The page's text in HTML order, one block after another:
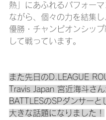
熱」にあふれるパフォー
ながら、個々の力を結集
優勝・チャンピオンシッ
して戦っています。
また先日のD.LEAGUE
Travis Japan 宮近海斗さ
BATTLESのSPダンサーと
大きな話題になりました！